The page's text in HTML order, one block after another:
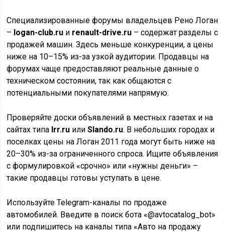
Специализированные форумы владельцев Рено Логан
– logan-club.ru и renault-drive.ru – содержат разделы с
продажей машин. Здесь меньше конкуренции, а цены
ниже на 10–15% из-за узкой аудитории. Продавцы на
форумах чаще предоставляют реальные данные о
техническом состоянии, так как общаются с
потенциальными покупателями напрямую.
Проверяйте доски объявлений в местных газетах и на
сайтах типа Irr.ru илиSlando.ru. В небольших городах и
поселках цены на Логан 2011 года могут быть ниже на
20–30% из-за ограниченного спроса. Ищите объявления
с формулировкой «срочно» или «нужны деньги» –
такие продавцы готовы уступать в цене.
Используйте Telegram-каналы по продаже
автомобилей. Введите в поиск бота «@avtocatalog_bot»
или подпишитесь на каналы типа «Авто на продажу